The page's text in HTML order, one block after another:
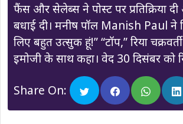
फैंस और सेलेब्स ने पोस्ट पर प्रतिक्रिया
बधाई दी। मनीष पॉल Manish Paul
लिए बहुत उत्सुक हूं!” “टॉप,” रिया
इमोजी के साथ कहा। वेद 30 दिसंबर को
Share On: